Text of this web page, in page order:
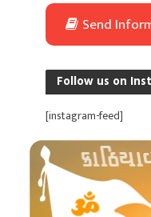
Send
Follow us on
[instagram-feed]